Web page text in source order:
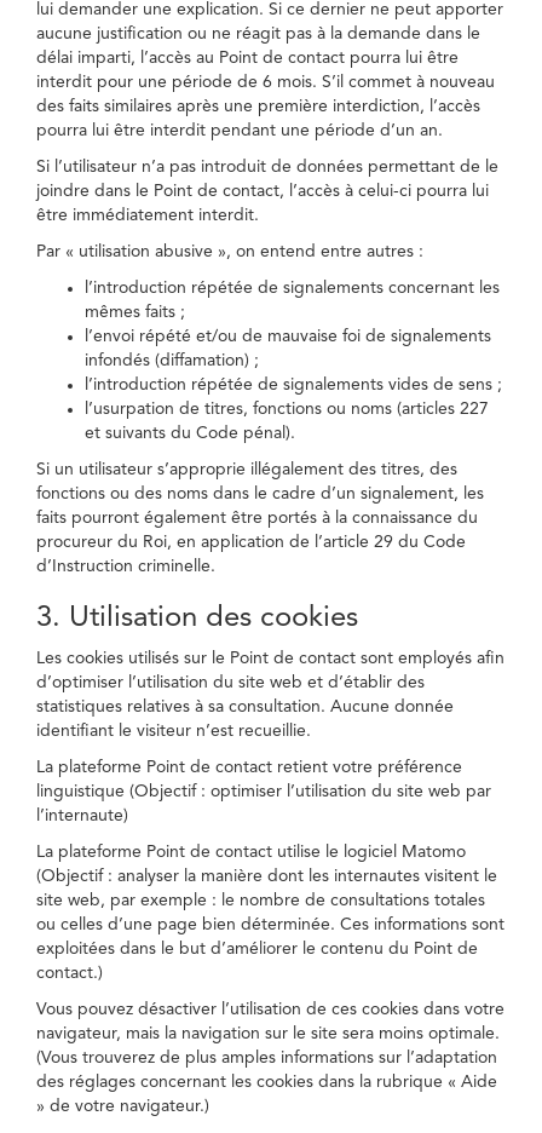
lui demander une explication. Si ce dernier ne peut apporter
aucune justification ou ne réagit pas à la demande dans le
délai imparti, l’accès au Point de contact pourra lui être
interdit pour une période de 6 mois. S’il commet à nouveau
des faits similaires après une première interdiction, l’accès
pourra lui être interdit pendant une période d’un an.
Si l’utilisateur n’a pas introduit de données permettant de le
joindre dans le Point de contact, l’accès à celui-ci pourra lui
être immédiatement interdit.
Par « utilisation abusive », on entend entre autres :
l’introduction répétée de signalements concernant les
mêmes faits ;
l’envoi répété et/ou de mauvaise foi de signalements
infondés (diffamation) ;
l’introduction répétée de signalements vides de sens ;
l’usurpation de titres, fonctions ou noms (articles 227
et suivants du Code pénal).
Si un utilisateur s’approprie illégalement des titres, des
fonctions ou des noms dans le cadre d’un signalement, les
faits pourront également être portés à la connaissance du
procureur du Roi, en application de l’article 29 du Code
d’Instruction criminelle.
3. Utilisation des cookies
Les cookies utilisés sur le Point de contact sont employés afin
d’optimiser l’utilisation du site web et d’établir des
statistiques relatives à sa consultation. Aucune donnée
identifiant le visiteur n’est recueillie.
La plateforme Point de contact retient votre préférence
linguistique (Objectif : optimiser l’utilisation du site web par
l’internaute)
La plateforme Point de contact utilise le logiciel Matomo
(Objectif : analyser la manière dont les internautes visitent le
site web, par exemple : le nombre de consultations totales
ou celles d’une page bien déterminée. Ces informations sont
exploitées dans le but d’améliorer le contenu du Point de
contact.)
Vous pouvez désactiver l’utilisation de ces cookies dans votre
navigateur, mais la navigation sur le site sera moins optimale.
(Vous trouverez de plus amples informations sur l’adaptation
des réglages concernant les cookies dans la rubrique « Aide
» de votre navigateur.)